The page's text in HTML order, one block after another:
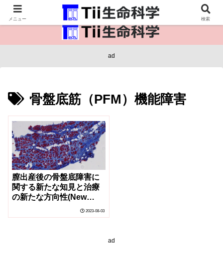
医療保健・生命・生物の情報インフラ。
ad
骨盤底筋（PFM）機能障害
膣出産後の骨盤底障害に
関する新たな知見と治療
の新たな方向性(New
Insights on Pelvic Floor
Damage after Vaginal
2023-08-03
ad
メニュー 検索